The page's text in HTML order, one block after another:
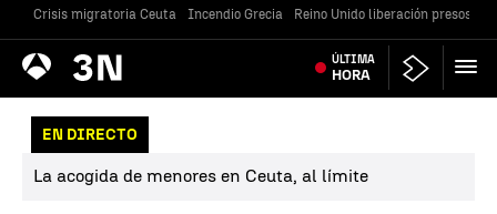
Crisis migratoria Ceuta Incendio Grecia Reino Unido liberación presos
Antena
3 Noticias ÚLTIMA
HORA
EN DIRECTO
La acogida de menores en Ceuta, al límite